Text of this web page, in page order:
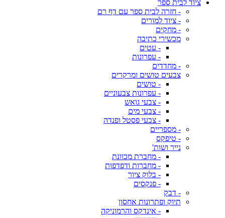
ציוד לבית ספר
- חזרה לבית ספר עם דף רם
- ציוד למורים
- מחקים
מכשירי כתיבה
- עטים
- עפרונות
- מחדדים
צבעים טושים ומרקרים
- טושים
- עפרונות צבעוניים
- צבעי גואש
- צבעי מים
- צבעי פסטל ופנדה
- מספריים
- טיפקס
נייר ושות'
- מחברת מכוונת
- מחברות ודפדפות
- בלוק ציור
- פנקסים
- דבק
תיוק ופתרונות אחסון
- אינדקס והרמוניקה